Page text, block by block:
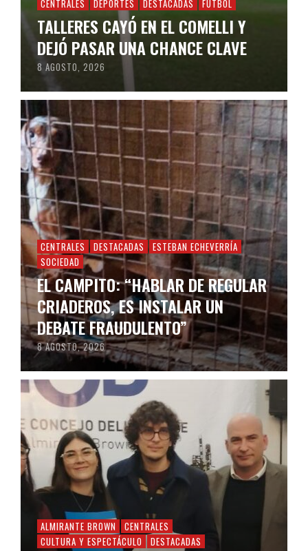
CENTRALES DEPORTES DESTACADAS FÚTBOL
TALLERES CAYÓ EN EL COMELLI Y
DEJÓ PASAR UNA CHANCE CLAVE
8 AGOSTO, 2026
CENTRALES DESTACADAS
ESTEBAN ECHEVERRÍA
SOCIEDAD
EL CAMPITO: “HABLAR DE REGULAR
CRIADEROS, ES INSTALAR UN
DEBATE FRAUDULENTO”
8 AGOSTO, 2026
ALMIRANTE BROWN
CENTRALES
CULTURA Y ESPECTÁCULO
DESTACADAS